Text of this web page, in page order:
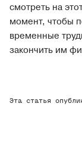
смотреть на
момент, чтобы
временные
закончить им
Эта статья